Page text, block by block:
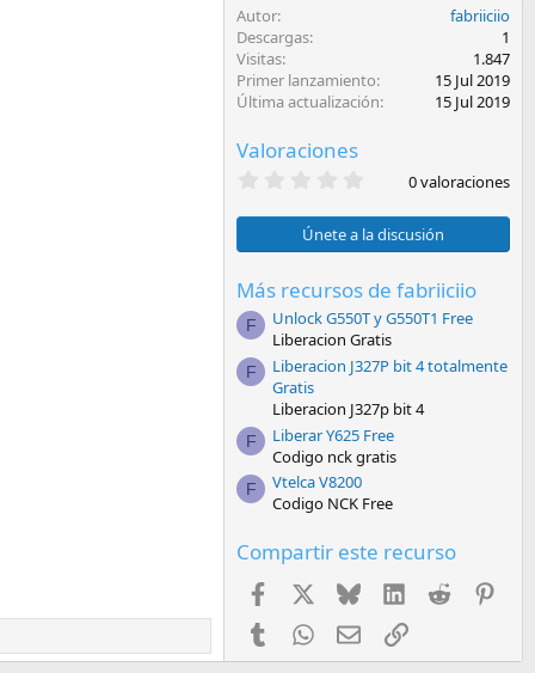
Autor
fabriiciio
Descargas
1
Visitas
1.847
Primer lanzamiento
15 Jul 2019
Última actualización
15 Jul 2019
Valoraciones
0
0
e
t
r
e
l
l
a
s
)
0 valoraciones
Únete a la discusión
Más recursos de fabriiciio
F
Unlock G550T y G550T1 Free
Liberacion Gratis
F
Liberacion J327P bit 4 totalmente
Gratis
Liberacion J327p bit 4
F
Liberar Y625 Free
Codigo nck gratis
F
Vtelca V8200
Codigo NCK Free
Compartir este recurso
Facebook Bluesky LinkedInReddit
TumblrWhatsApp
EmailEnlace